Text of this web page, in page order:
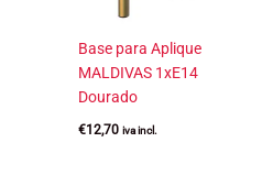
Base para Aplique
MALDIVAS 1xE14
Dourado
€12,70 iva incl.